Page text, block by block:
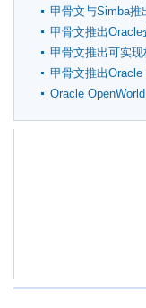
甲骨文与Simba推
甲骨文推出Oracle
甲骨文推出可实
系统
甲骨文推出
Oracle